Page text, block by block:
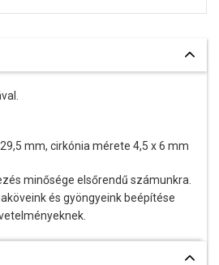
mm, cirkónia mérete 4,5 x 6 mm
minősége elsőrendű számunkra.
és gyöngyeink beépítése